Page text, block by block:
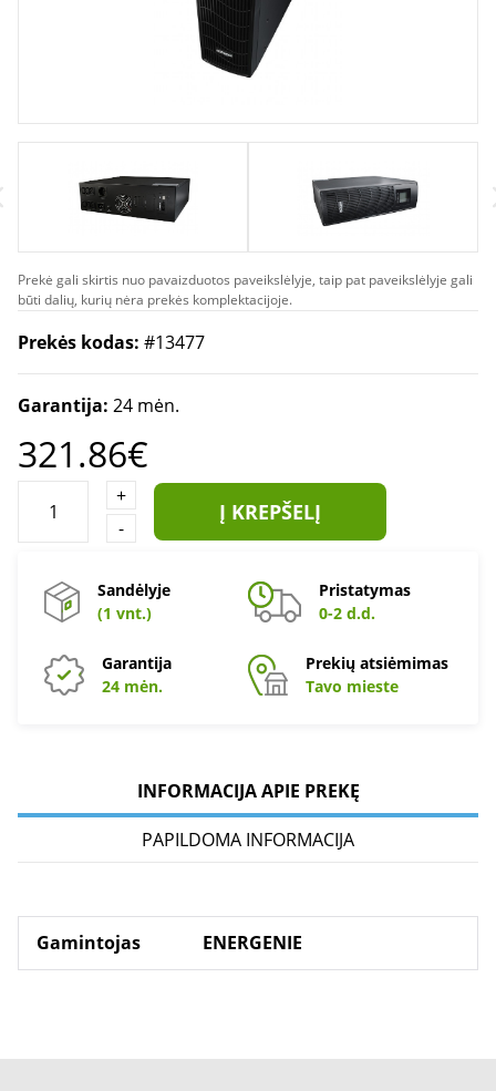
Prekė gali skirtis nuo pavaizduotos paveikslėlyje, taip pat paveikslėlyje gali
būti dalių, kurių nėra prekės komplektacijoje.
Prekės kodas: #13477
Garantija: 24 mėn.
321.86€
+
-
Į KREPŠELĮ
Sandėlyje
(1 vnt.)
Pristatymas
0-2 d.d.
Garantija
24 mėn.
Prekių atsiėmimas
Tavo mieste
INFORMACIJA APIE PREKĘ
PAPILDOMA INFORMACIJA
Gamintojas ENERGENIE